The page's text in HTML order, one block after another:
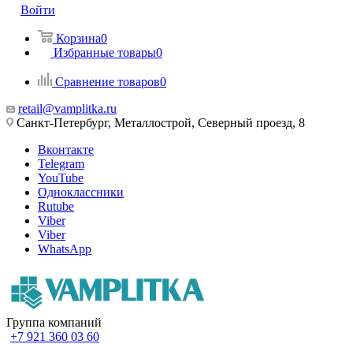
Войти
Корзина0
Избранные товары0
Сравнение товаров0
retail@vamplitka.ru
Санкт-Петербург, Металлострой, Северный проезд, 8
Вконтакте
Telegram
YouTube
Одноклассники
Rutube
Viber
Viber
WhatsApp
Группа компаний
+7 921 360 03 60